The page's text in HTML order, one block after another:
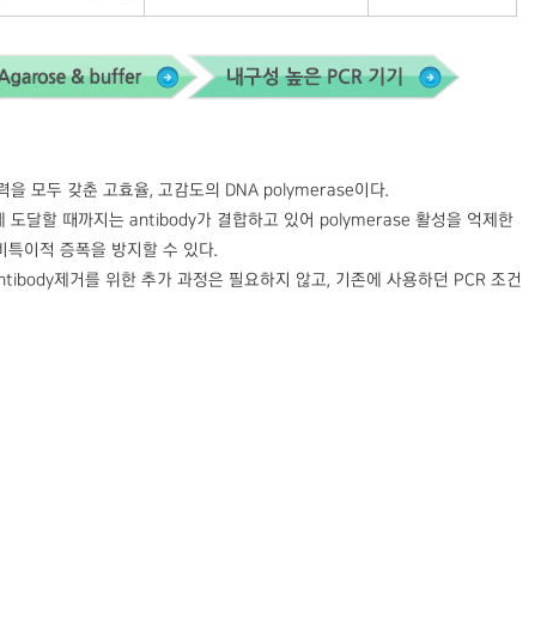
모두 갖춘 고효율, 고감도의 DNA polymerase이다.
달할 때까지는 antibody가 결합하고 있어 polymerase 활성을 억제한
이적 증폭을 방지할 수 있다.
제거를 위한 추가 과정은 필요하지 않고, 기존에 사용하던 PCR 조건